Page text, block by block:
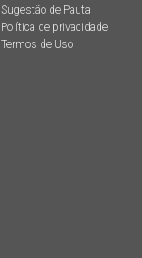
Sugestão de Pauta
Política de privacidade
Termos de Uso